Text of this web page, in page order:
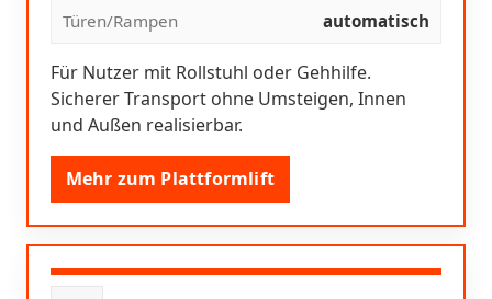
Türen/Rampen automatisch
Für Nutzer mit Rollstuhl oder Gehhilfe.
Sicherer Transport ohne Umsteigen, Innen
und Außen realisierbar.
Mehr zum Plattformlift